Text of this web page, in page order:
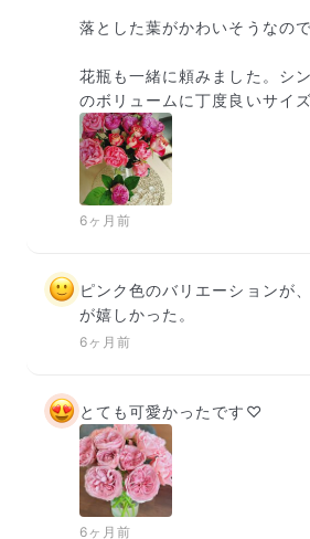
落とした葉がかわいそうなの
花瓶も一緒に頼みました。シ
のボリュームに丁度良いサイズ
6ヶ月前
ピンク色のバリエーションが
が嬉しかった。
6ヶ月前
とても可愛かったです♡
6ヶ月前